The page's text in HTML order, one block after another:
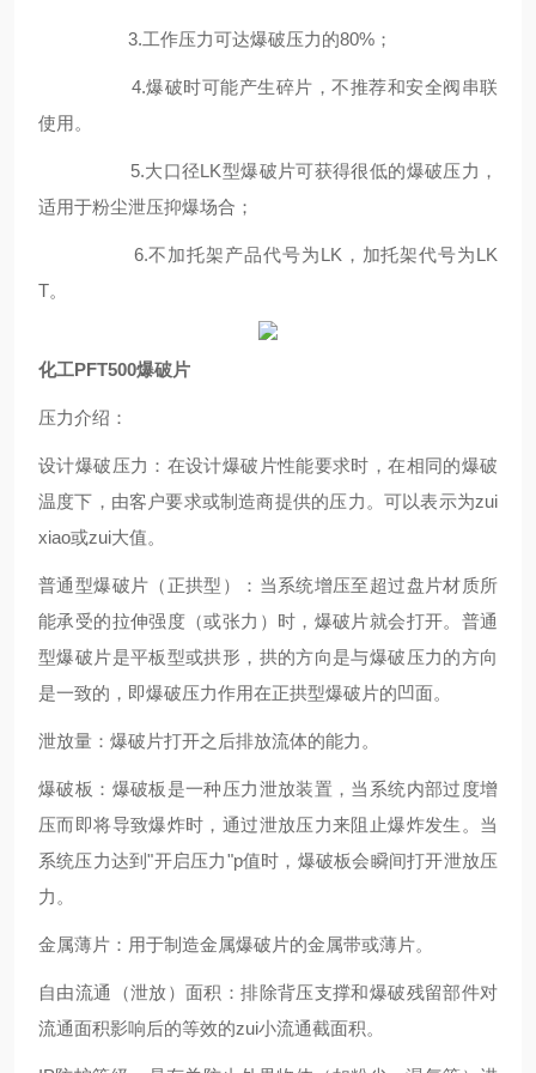
3.工作压力可达爆破压力的80%；
4.爆破时可能产生碎片，不推荐和安全阀串联
使用。
5.大口径LK型爆破片可获得很低的爆破压力，
适用于粉尘泄压抑爆场合；
6.不加托架产品代号为LK，加托架代号为LK
T。
化工PFT500爆破片
压力介绍：
设计爆破压力：在设计爆破片性能要求时，在相同的爆破
温度下，由客户要求或制造商提供的压力。可以表示为zui
xiao或zui大值。
普通型爆破片（正拱型）：当系统增压至超过盘片材质所
能承受的拉伸强度（或张力）时，爆破片就会打开。普通
型爆破片是平板型或拱形，拱的方向是与爆破压力的方向
是一致的，即爆破压力作用在正拱型爆破片的凹面。
泄放量：爆破片打开之后排放流体的能力。
爆破板：爆破板是一种压力泄放装置，当系统内部过度增
压而即将导致爆炸时，通过泄放压力来阻止爆炸发生。当
系统压力达到"开启压力"p值时，爆破板会瞬间打开泄放压
力。
金属薄片：用于制造金属爆破片的金属带或薄片。
自由流通（泄放）面积：排除背压支撑和爆破残留部件对
流通面积影响后的等效的zui小流通截面积。